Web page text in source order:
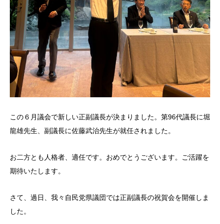
この６月議会で新しい正副議長が決まりました。第96代議長に堀
龍雄先生、副議長に佐藤武治先生が就任されました。
お二方とも人格者、適任です。おめでとうございます。ご活躍を
期待いたします。
さて、過日、我々自民党県議団では正副議長の祝賀会を開催しま
した。